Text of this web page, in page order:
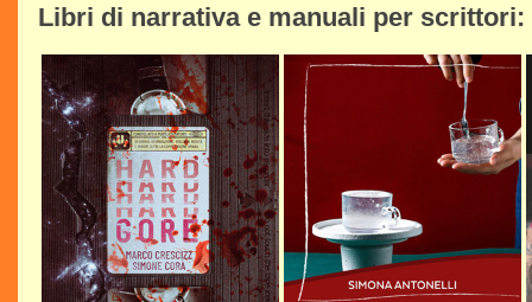
Libri di narrativa e manuali per scrittori: